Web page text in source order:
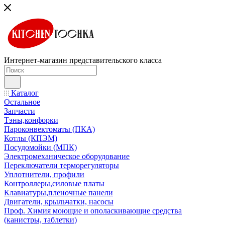
Интернет-магазин представительского класса
Каталог
Остальное
Запчасти
Тэны,конфорки
Пароконвектоматы (ПКА)
Котлы (КПЭМ)
Посудомойки (МПК)
Электромеханическое оборудование
Переключатели терморегуляторы
Уплотнители, профили
Контроллеры,силовые платы
Клавиатуры,пленочные панели
Двигатели, крыльчатки, насосы
Проф. Химия моющие и ополаскивающие средства
(канистры, таблетки)